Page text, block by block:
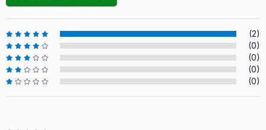
(2)
(0)
(0)
(0)
(0)